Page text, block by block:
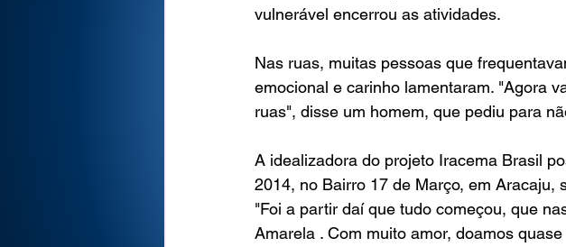
vulnerável encerrou as atividades.
Nas ruas, muitas pessoas que
emocional e carinho lamentaram. "Agora
ruas", disse um homem, que pediu para
A idealizadora do projeto Iracema Brasil
2014, no Bairro 17 de Março, em Aracaju,
"Foi a partir daí que tudo começou, que
Amarela . Com muito amor, doamos